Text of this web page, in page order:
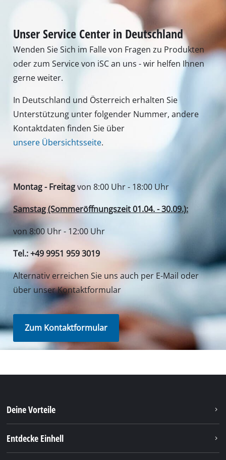
Unser Service Center in Deutschland
Wenden Sie Sich im Falle von Fragen zu Produkten
oder zum Service von iSC an uns - wir helfen Ihnen
gerne weiter.
In Deutschland und Österreich erhalten Sie
Unterstützung unter folgender Nummer, andere
Kontaktdaten finden Sie über
unsere Übersichtsseite.
Montag - Freitagvon 8:00 Uhr - 18:00 Uhr
Samstag (Sommeröffnungszeit 01.04. - 30.09.):
von 8:00 Uhr - 12:00 Uhr
Tel.: +49 9951 959 3019
Alternativ erreichen Sie uns auch per E-Mail oder
über unser Kontaktformular
Zum Kontaktformular
Deine Vorteile
Entdecke Einhell